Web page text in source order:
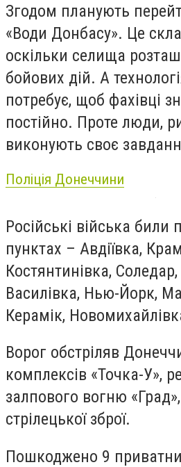
Згодом планують
«Води Донбасу». Це
оскільки селища
бойових дій. А
потребує, щоб фахівці
постійно. Проте люди,
виконують своє
Поліція Донеччини
Російські війська били
пунктах – Авдіївка,
Костянтинівка, Соледар,
Василівка, Нью-Йорк,
Керамік,
Ворог обстріляв
комплексів «Точка-У»,
залпового вогню «Град»,
стрілецької зброї.
Пошкоджено 9